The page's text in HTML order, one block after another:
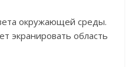
окружающей среды.
экранировать область